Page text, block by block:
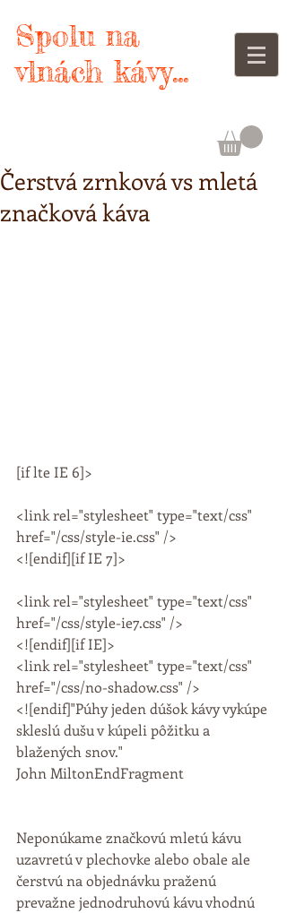
Spolu na
vlnách kávy...
Čerstvá zrnková vs mletá
značková káva
[if lte IE 6]>
<link rel="stylesheet" type="text/css"
href="/css/style-ie.css" />
<![endif][if IE 7]>
<link rel="stylesheet" type="text/css"
href="/css/style-ie7.css" />
<![endif][if IE]>
<link rel="stylesheet" type="text/css"
href="/css/no-shadow.css" />
<![endif]"Púhy jeden dúšok kávy vykúpe
skleslú dušu v kúpeli pôžitku a
blažených snov."
John MiltonEndFragment
Neponúkame značkovú mletú kávu
uzavretú v plechovke alebo obale ale
čerstvú na objednávku praženú
prevažne jednodruhovú kávu vhodnú